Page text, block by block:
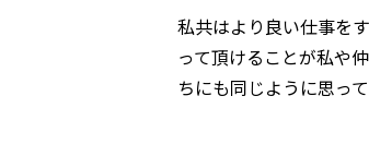
私共はより良い仕事を
って頂けることが私や
ちにも同じように思っ